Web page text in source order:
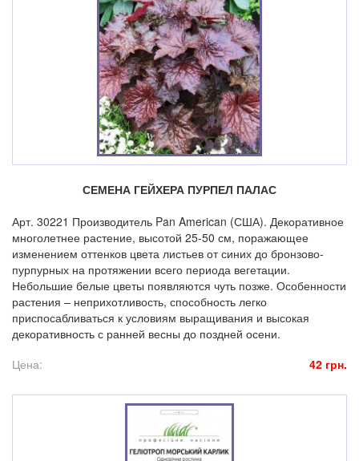
СЕМЕНА ГЕЙХЕРА ПУРПЕЛ ПАЛАС
Арт. 30221 Производитель Pan American (США). Декоративное
многолетнее растение, высотой 25-50 см, поражающее
изменением оттенков цвета листьев от синих до бронзово-
пурпурных на протяжении всего периода вегетации.
Небольшие белые цветы появляются чуть позже. Особенности
растения – неприхотливость, способность легко
приспосабливаться к условиям выращивания и высокая
декоративность с ранней весны до поздней осени.
Цена:
42 грн.